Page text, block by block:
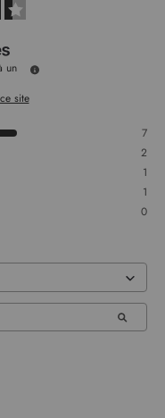
un
site
7
2
1
1
0